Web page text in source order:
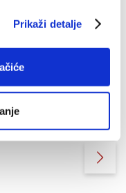
Prikaži detalje